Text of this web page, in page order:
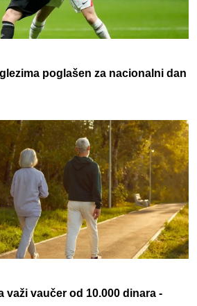
poglašen za nacionalni dan
važi vaučer od 10.000 dinara -